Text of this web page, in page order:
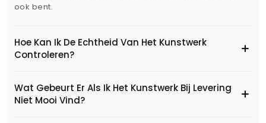
ook bent.
Hoe Kan Ik De Echtheid Van Het Kunstwerk
Controleren?
Wat Gebeurt Er Als Ik Het Kunstwerk Bij Levering
Niet Mooi Vind?